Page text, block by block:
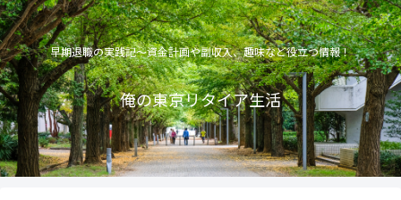
早期退職の実践記〜資金計画や副収入、趣味など役立つ情報！
俺の東京リタイア生活